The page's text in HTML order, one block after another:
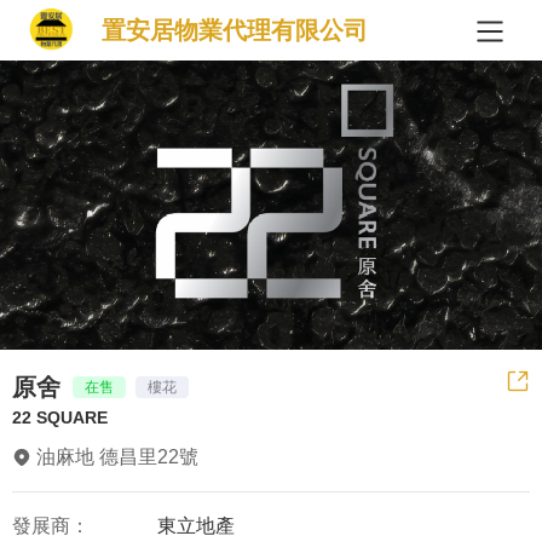
置安居物業代理有限公司
原舍 在售 樓花
22 SQUARE
油麻地 德昌里22號
發展商： 東立地產